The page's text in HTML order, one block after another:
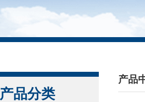
产品分类
产品
/